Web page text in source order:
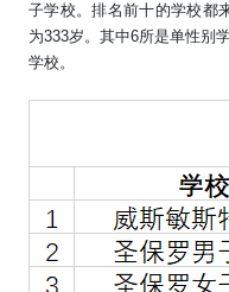
子学校。排名前十的学校都
为333岁。其中6所是单性别
学校。